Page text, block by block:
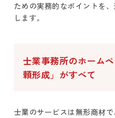
ための実務的なポイントを
します。
士業事務所のホーム
頼形成」がすべて
士業のサービスは無形商材